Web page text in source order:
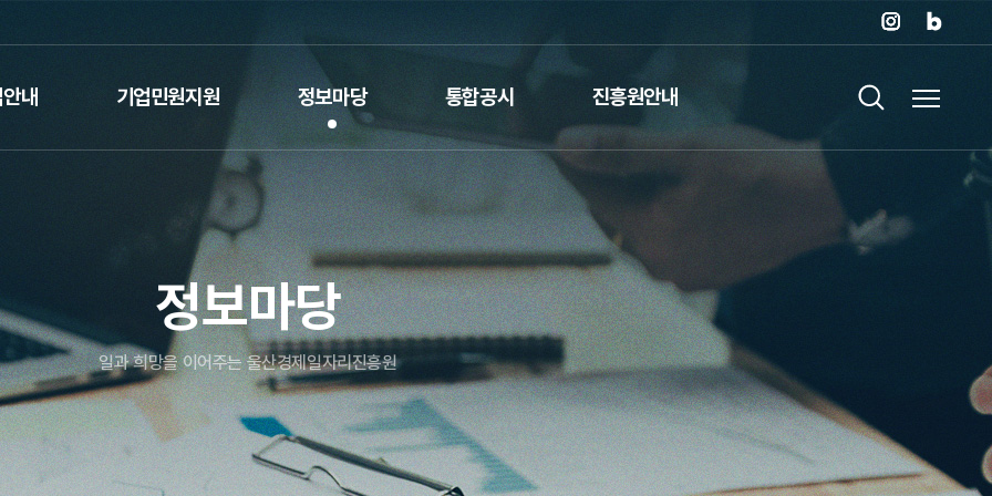
내 기업민원지원 정보마당 통합공시 진흥원안내
정보마당
일과 희망을 이어주는 울산경제일자리진흥원